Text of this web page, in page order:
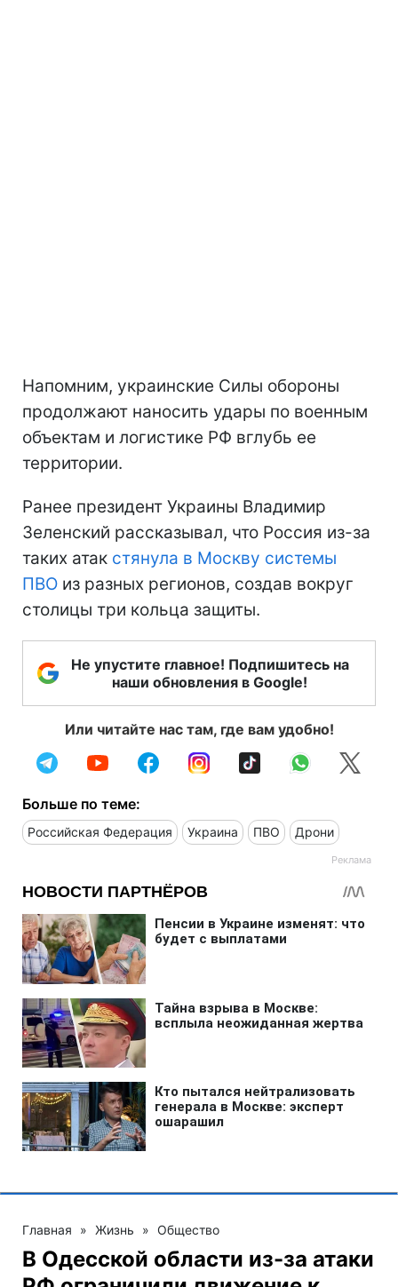
Напомним, украинские Силы обороны
продолжают наносить удары по военным
объектам и логистике РФ вглубь ее
территории.
Ранее президент Украины Владимир
Зеленский рассказывал, что Россия из-за
таких атак стянула в Москву системы
ПВО из разных регионов, создав вокруг
столицы три кольца защиты.
Не упустите главное! Подпишитесь на
наши обновления в Google!
Или читайте нас там, где вам удобно!
Больше по теме:
Российская Федерация Украина ПВО Дрони
Главная » Жизнь » Общество
В Одесской области из-за атаки